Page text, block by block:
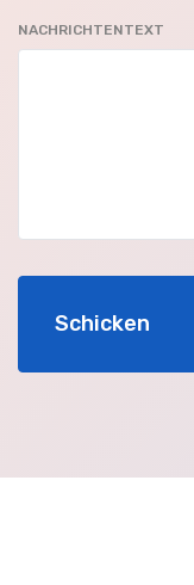
NACHRICHTENTEXT
Schicken